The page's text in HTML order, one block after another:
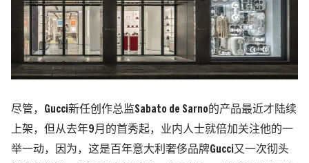
尽管，Gucci新任创作总监Sabato de Sarno的产品最近才陆续
上架，但从去年9月的首秀起，业内人士就倍加关注他的一
举一动，因为，这是百年意大利奢侈品牌Gucci又一次彻头